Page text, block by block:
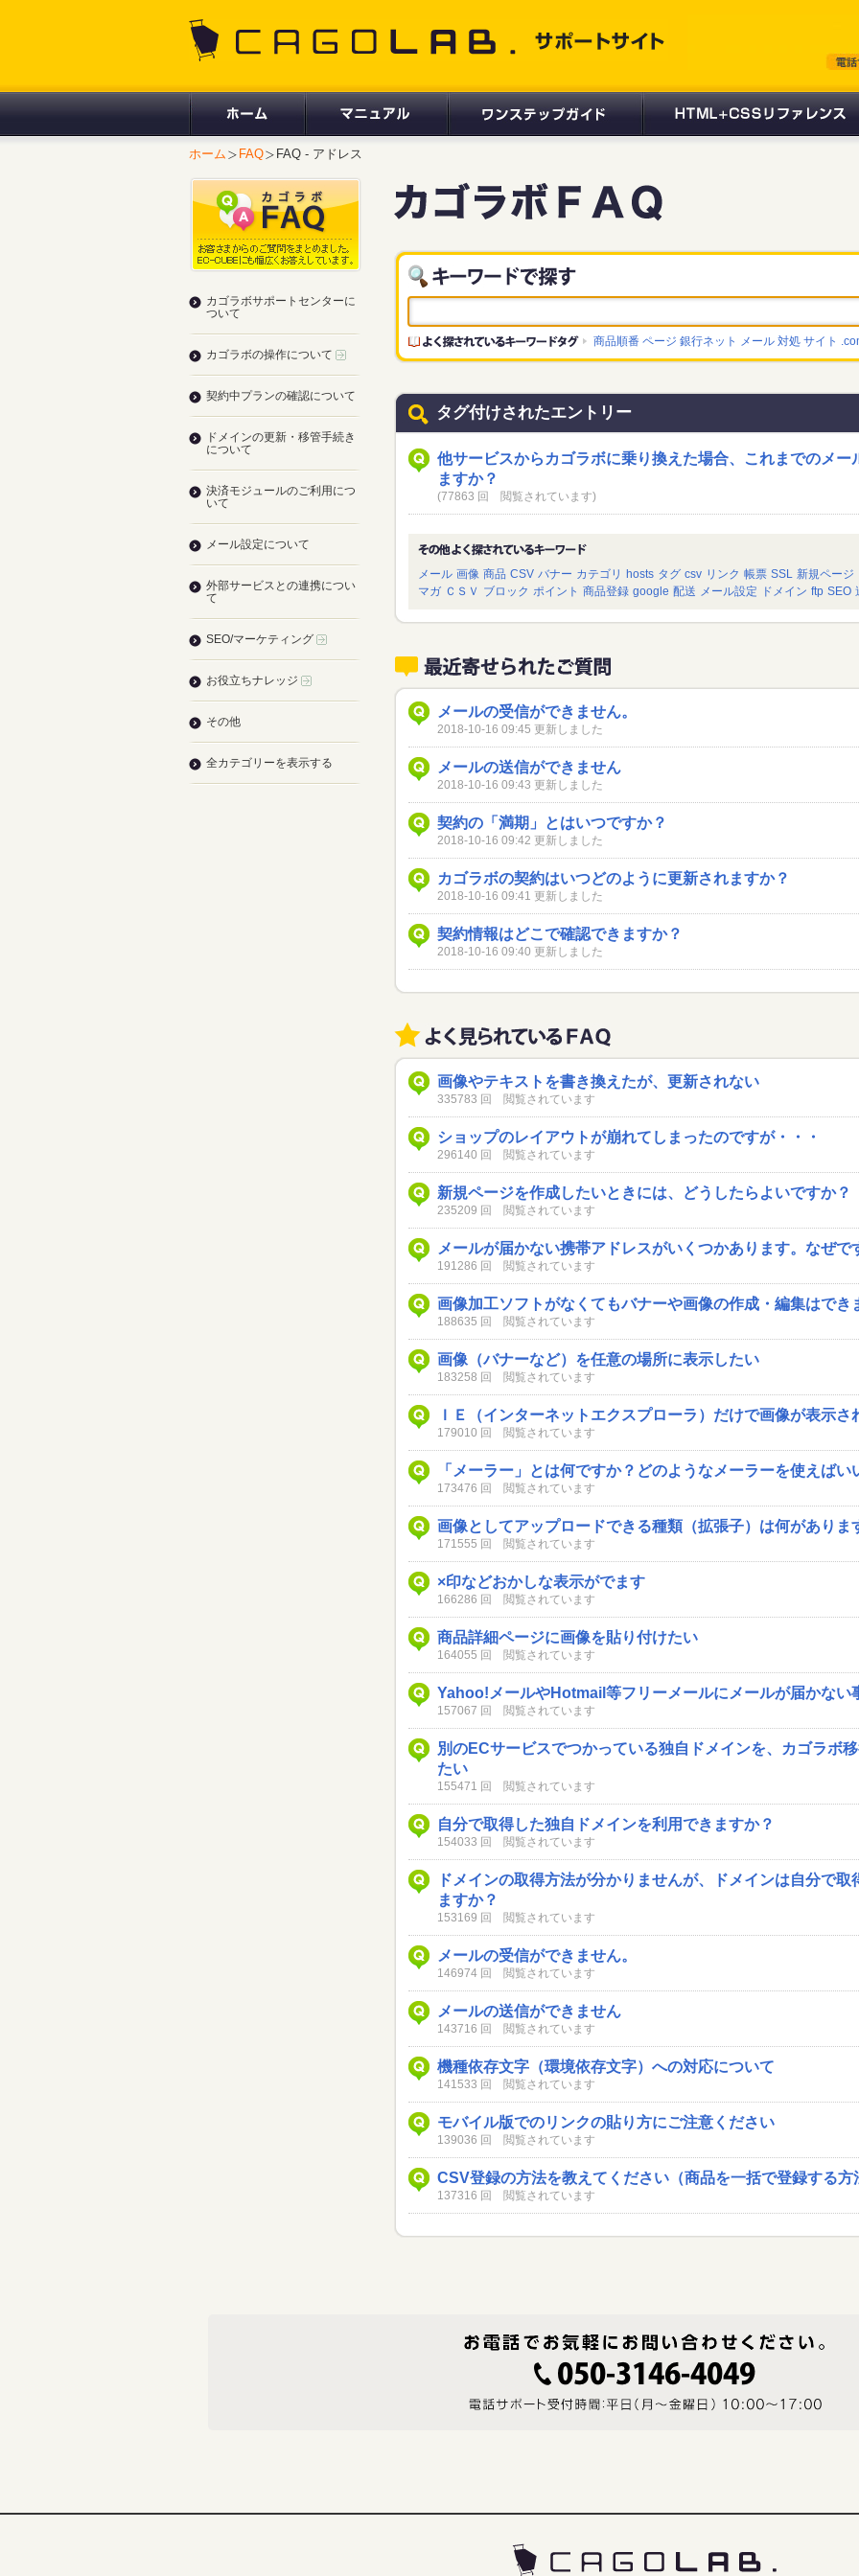
ホーム FAQ FAQ - アドレス
商品順番 ページ 銀行ネット メール 対処 サイト
タグ付けされたエントリー
他サービスからカゴラボに乗り換えた場合、これまでのメー
ますか？
(77863 回 閲覧されています)
メール 画像 商品 CSV バナー カテゴリ hosts タグ csv リンク 帳票 SSL 新規ページ
マガ ＣＳＶ ブロック ポイント 商品登録 google 配送 メール設定 ドメイン ftp SEO
メールの受信ができません。
2018-10-16 09:45 更新しました
メールの送信ができません
2018-10-16 09:43 更新しました
契約の「満期」とはいつですか？
2018-10-16 09:42 更新しました
カゴラボの契約はいつどのように更新されますか？
2018-10-16 09:41 更新しました
契約情報はどこで確認できますか？
2018-10-16 09:40 更新しました
画像やテキストを書き換えたが、更新されない
335783 回 閲覧されています
ショップのレイアウトが崩れてしまったのですが・・・
296140 回 閲覧されています
新規ページを作成したいときには、どうしたらよいですか？
235209 回 閲覧されています
メールが届かない携帯アドレスがいくつかあります。なぜで
191286 回 閲覧されています
画像加工ソフトがなくてもバナーや画像の作成・編集はでき
188635 回 閲覧されています
画像（バナーなど）を任意の場所に表示したい
183258 回 閲覧されています
ＩＥ（インターネットエクスプローラ）だけで画像が表示さ
179010 回 閲覧されています
「メーラー」とは何ですか？どのようなメーラーを使えばい
173476 回 閲覧されています
画像としてアップロードできる種類（拡張子）は何がありま
171555 回 閲覧されています
×印などおかしな表示がでます
166286 回 閲覧されています
商品詳細ページに画像を貼り付けたい
164055 回 閲覧されています
Yahoo!メールやHotmail等フリーメールにメールが届かない
157067 回 閲覧されています
別のECサービスでつかっている独自ドメインを、カゴラボ
たい
155471 回 閲覧されています
自分で取得した独自ドメインを利用できますか？
154033 回 閲覧されています
ドメインの取得方法が分かりませんが、ドメインは自分で取
ますか？
153169 回 閲覧されています
メールの受信ができません。
146974 回 閲覧されています
メールの送信ができません
143716 回 閲覧されています
機種依存文字（環境依存文字）への対応について
141533 回 閲覧されています
モバイル版でのリンクの貼り方にご注意ください
139036 回 閲覧されています
CSV登録の方法を教えてください（商品を一括で登録する方
137316 回 閲覧されています
カゴラボサポートセンターに
ついて
カゴラボの操作について
契約中プランの確認について
ドメインの更新・移管手続き
について
決済モジュールのご利用につ
いて
メール設定について
外部サービスとの連携につい
て
SEO/マーケティング
お役立ちナレッジ
その他
全カテゴリーを表示する